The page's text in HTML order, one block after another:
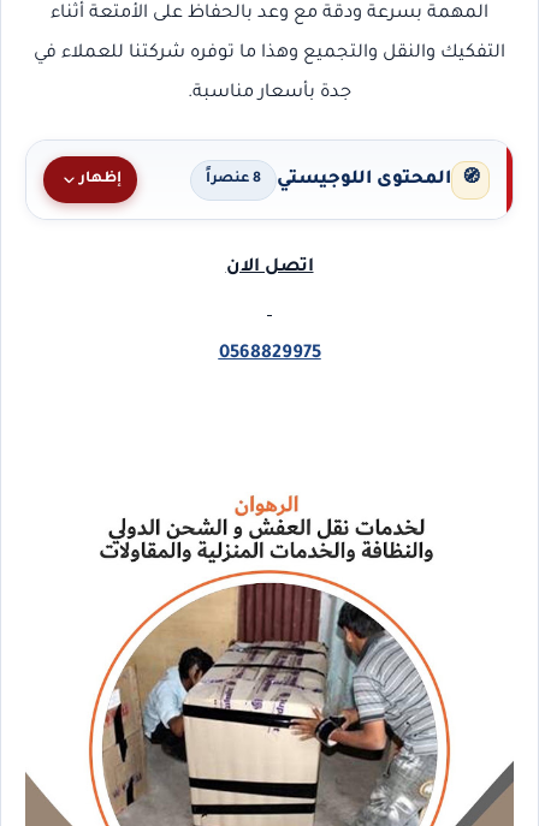
المهمة بسرعة ودقة مع وعد بالحفاظ على الأمتعة أثناء
التفكيك والنقل والتجميع وهذا ما توفره شركتنا للعملاء في
جدة بأسعار مناسبة.
🧭 المحتوى اللوجيستي 8 عنصراً إظهار
اتصل الان
0568829975